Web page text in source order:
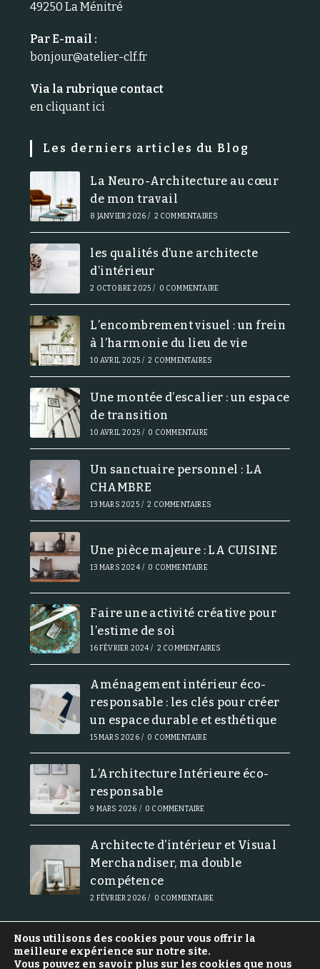
49250 La Ménitré
Par E-mail :
bonjour@atelier-clf.fr
Via la rubrique contact
en cliquant ici
Les derniers articles du Blog
La Neuro-Architecture au cœur
de mon travail
8 JANVIER 2026 / 2 COMMENTAIRES
les qualités d’une architecte
d’intérieur
2 OCTOBRE 2025 / 0 COMMENTAIRE
L’encombrement visuel : un frein
à l’harmonie du lieu de vie
10 AVRIL 2025 / 2 COMMENTAIRES
Une montée d’escalier : un espace
de transition
10 AVRIL 2025 / 0 COMMENTAIRE
Un sanctuaire personnel : LA
CHAMBRE
13 MARS 2025 / 2 COMMENTAIRES
Une pièce majeure : LA CUISINE
13 MARS 2024 / 0 COMMENTAIRE
Faire une activité créative pour
l’estime de soi
16 FÉVRIER 2024 / 2 COMMENTAIRES
Aménagement intérieur éco-
responsable : les clés pour créer
un espace durable et esthétique
15 MARS 2026 / 0 COMMENTAIRE
L’Architecture Intérieure éco-
responsable
9 MARS 2026 / 0 COMMENTAIRE
Architecte d’intérieur et Visual
Merchandiser, ma double
compétence
2 FÉVRIER 2026 / 0 COMMENTAIRE
Nous utilisons des cookies pour vous offrir la
meilleure expérience sur notre site.
Vous pouvez en savoir plus sur les cookies que nous